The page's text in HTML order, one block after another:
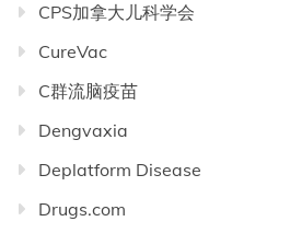
CPS加拿大儿科学会
CureVac
C群流脑疫苗
Dengvaxia
Deplatform Disease
Drugs.com